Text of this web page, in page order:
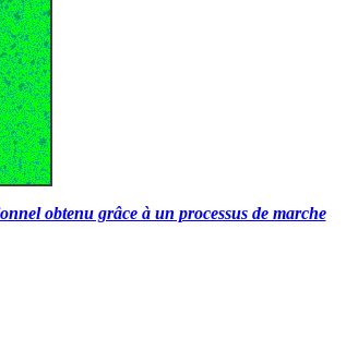
obtenu grâce à un processus de marche